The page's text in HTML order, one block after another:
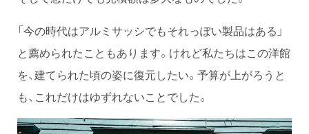
「今の時代はアルミサッシでもそれっぽい製品はある」
と薦められたこともあります。けれど私たちはこの洋館
を、建てられた頃の姿に復元したい。予算が上がろうと
も、これだけはゆずれないことでした。